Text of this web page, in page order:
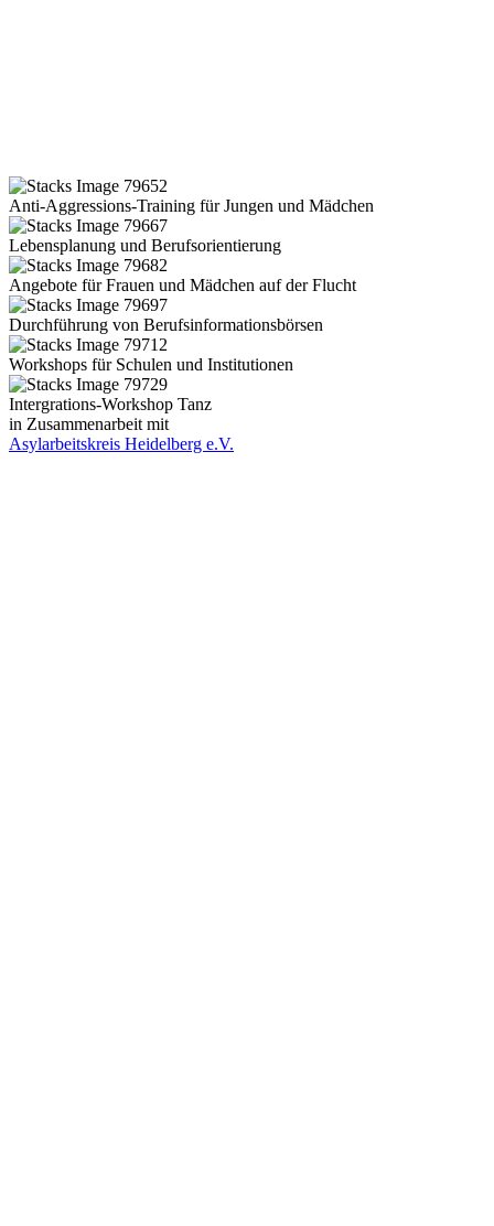
Anti-Aggressions-Training für Jungen und Mädchen
Lebensplanung und Berufsorientierung
Angebote für Frauen und Mädchen auf der Flucht
Durchführung von Berufsinformationsbörsen
Workshops für Schulen und Institutionen
Intergrations-Workshop Tanz
in Zusammenarbeit mit
Asylarbeitskreis Heidelberg e.V.